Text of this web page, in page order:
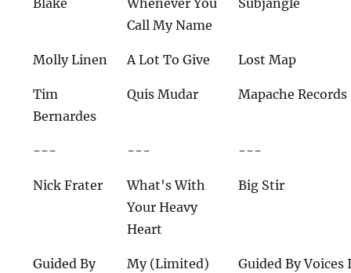
Blake
Whenever You
Call My Name
Subjangle
Molly Linen A Lot To Give Lost Map
Tim
Bernardes
Quis Mudar Mapache Records
--- --- ---
Nick Frater
What's With
Your Heavy
Heart
Big Stir
Guided By
My (Limited)
Guided By Voices